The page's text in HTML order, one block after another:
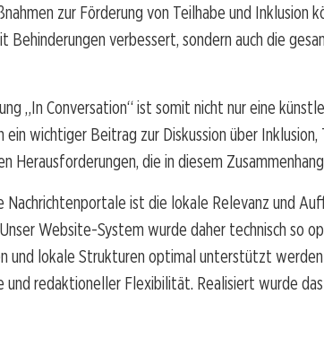
zur Förderung von Teilhabe und Inklusion
Behinderungen verbessert, sondern auch die
„In Conversation“ ist somit nicht nur eine
ein wichtiger Beitrag zur Diskussion über Inklusion,
Herausforderungen, die in diesem
Nachrichtenportale ist die lokale Relevanz und
Website-System wurde daher technisch so
und lokale Strukturen optimal unterstützt
und redaktioneller Flexibilität. Realisiert wurde